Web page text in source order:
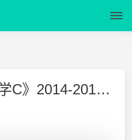
邢台学院《高等数学C》2014-2015-2 期末试卷A含答案